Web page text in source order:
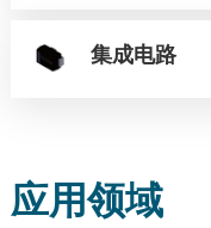
集成电路
应用领域